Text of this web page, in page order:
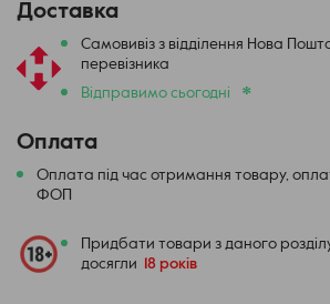
Матеріал: Цинковий сплав+IML+PCTG
Ємність картриджа: 2 мл
Картридж: 0.6 Ом/0.8 Ом/1.2 Ом
Доставка
Самовивіз з відділення Нова
перевізника
Відправимо сьогодні
*
Оплата
Оплата під час отримання товару,
ФОП
Придбати товари з даного
досягли
18 років